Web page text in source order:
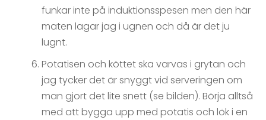
funkar inte på induktionsspesen men den här
maten lagar jag i ugnen och då är det ju
lugnt.
Potatisen och köttet ska varvas i grytan och
jag tycker det är snyggt vid serveringen om
man gjort det lite snett (se bilden). Börja alltså
med att bygga upp med potatis och lök i en